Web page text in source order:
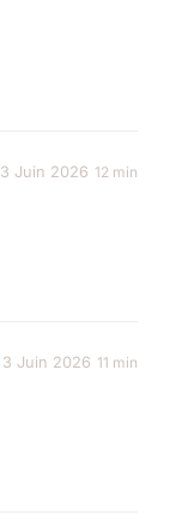
3 Juin 2026 12 min
3 Juin 2026 11 min